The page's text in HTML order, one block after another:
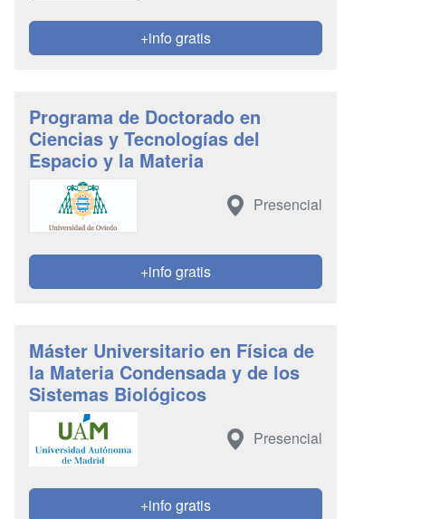
+info gratis
Programa de Doctorado en
Ciencias y Tecnologías del
Espacio y la Materia
Presencial
+info gratis
Máster Universitario en Física de
la Materia Condensada y de los
Sistemas Biológicos
Presencial
+info gratis